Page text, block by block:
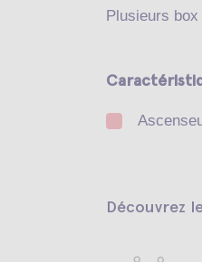
Plusieurs
Découvrez